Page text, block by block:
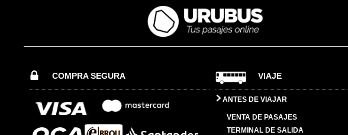
COMPRA SEGURA VIAJE
ANTES DE VIAJAR
VENTA DE PASAJES
TERMINAL DE SALIDA